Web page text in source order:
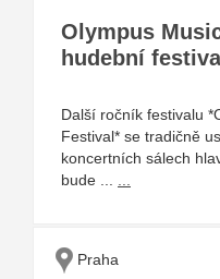
Olympus
hudební
Další ročník festivalu
Festival* se tradičně
koncertních sálech
bude ...
Praha